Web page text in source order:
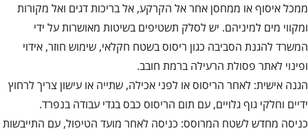
ממכל איסוף או ממחסן אחר אל הקרקע, אל בריכות דגים ואל מקורות
ומקווי מים למיניהם. יש לסלק תשטיפים בשיטות מאושרות על ידי
המשרד להגנת הסביבה כגון ריסוס בשטח חקלאי, שימוש חוזר, אידוי
ופינוי לאתר פסולת הרעילה ברמת חובב.
הגנה אישית: לאחר הריסוס או לפני אכילה, שתייה או עישון צריך לרחוץ
ידיים וחלקי גוף גלויים, עם תום הריסוס כבס בגדי עבודה בנפרד.
כניסה מחדש לשטח המרוסס: כניסה לאחר מועד הטיפול, עם התייבשות